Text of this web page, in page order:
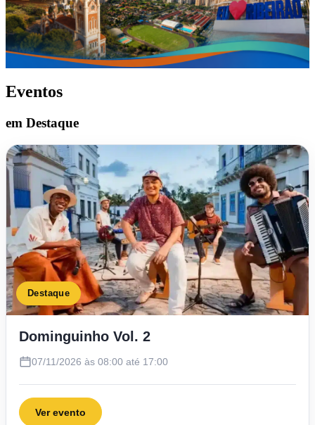
Eventos
em Destaque
Destaque
Dominguinho Vol. 2
07/11/2026 às 08:00 até 17:00
Ver evento